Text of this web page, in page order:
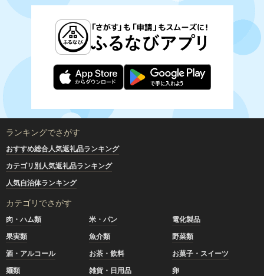
ランキングでさがす
おすすめ総合人気返礼品ランキング
カテゴリ別人気返礼品ランキング
人気自治体ランキング
カテゴリでさがす
肉・ハム類 米・パン
電化製品
果実類
魚介類
野菜類
酒・アルコール
お茶・飲料
お菓子・スイーツ
麺類
雑貨・日用品
卵